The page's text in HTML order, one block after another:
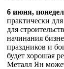
6 июня,
практически
для
начинания
праздников и
будет хорошая
Металл Ян